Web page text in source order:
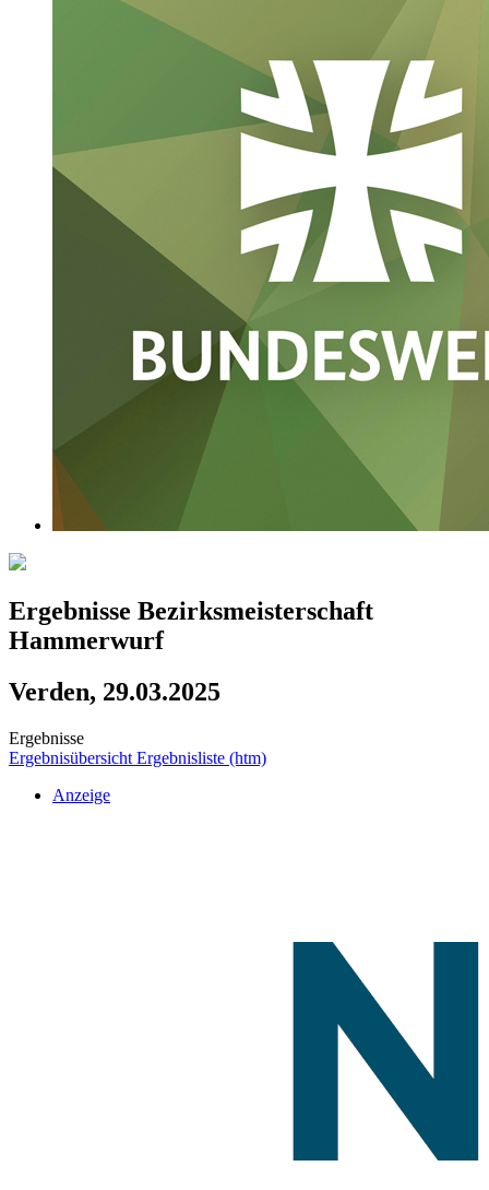
Ergebnisse Bezirksmeisterschaft
Hammerwurf
Verden, 29.03.2025
Ergebnisse
Ergebnisübersicht Ergebnisliste (htm)
Anzeige